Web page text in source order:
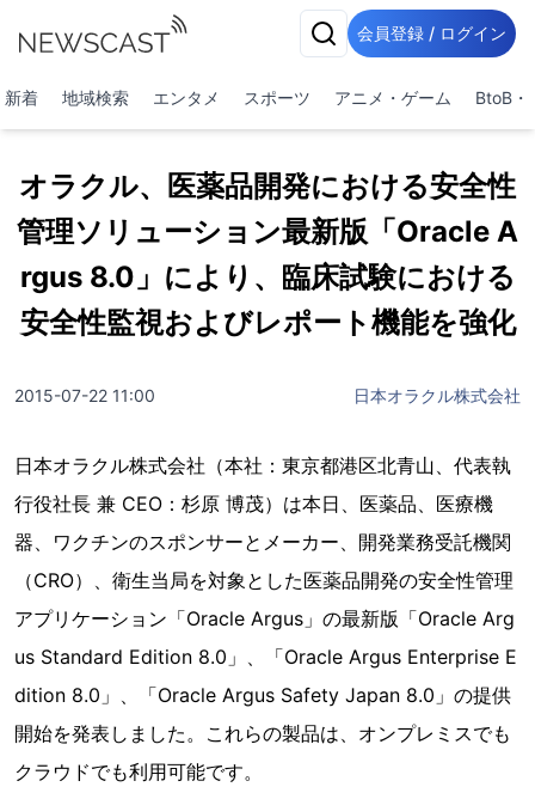
会員登録 / ログイン
新着 地域検索 エンタメ スポーツ アニメ・ゲーム BtoB・
オラクル、医薬品開発における安全性
管理ソリューション最新版「Oracle A
rgus 8.0」により、臨床試験における
安全性監視およびレポート機能を強化
2015-07-22 11:00 日本オラクル株式会社
日本オラクル株式会社（本社：東京都港区北青山、代表執
行役社長 兼 CEO：杉原 博茂）は本日、医薬品、医療機
器、ワクチンのスポンサーとメーカー、開発業務受託機関
（CRO）、衛生当局を対象とした医薬品開発の安全性管理
アプリケーション「Oracle Argus」の最新版「Oracle Arg
us Standard Edition 8.0」、「Oracle Argus Enterprise E
dition 8.0」、「Oracle Argus Safety Japan 8.0」の提供
開始を発表しました。これらの製品は、オンプレミスでも
クラウドでも利用可能です。